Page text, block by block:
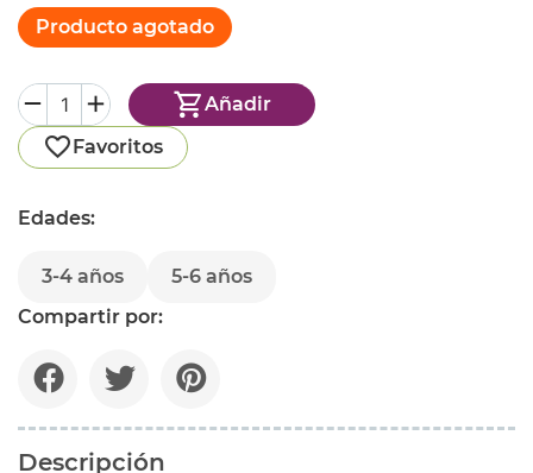
Producto agotado
Añadir
Favoritos
Edades:
3-4 años
5-6 años
Compartir por:
Descripción